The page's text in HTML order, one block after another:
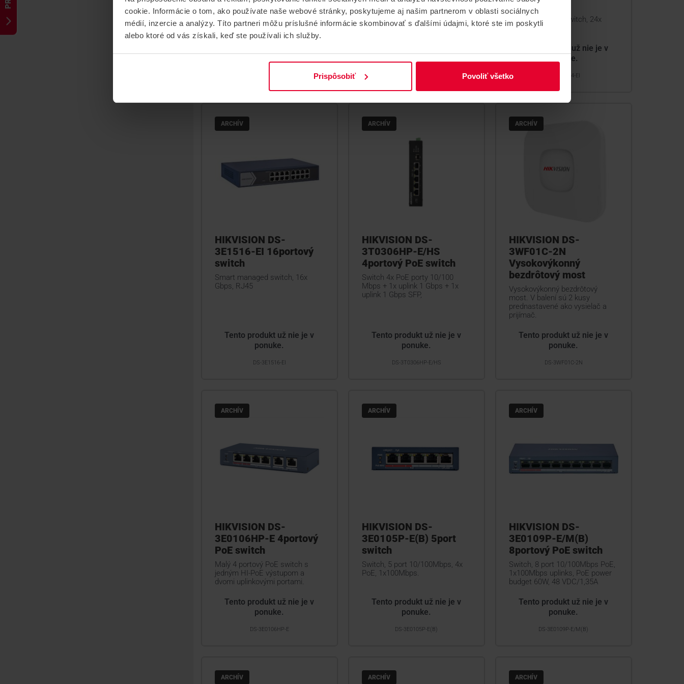
cookie. Informácie o tom, ako používate naše webové stránky, poskytujeme aj našim partnerom v oblasti sociálnych
médií, inzercie a analýzy. Títo partneri môžu príslušné informácie skombinovať s ďalšími údajmi, ktoré ste im poskytli
alebo ktoré od vás získali, keď ste používali ich služby.
Prispôsobiť Povoliť všetko
16portový PoE switch
Smart managed PoE switch, 16x
PoE, 2xGbps, 2SFP
switch
Smart managed switch, 8x Gbps,
RJ45
switch
Smart managed switch, 24x
Gbps, RJ45
Tento produkt už nie je v
ponuke.
DS-3E1524-EI
ARCHÍV
HIKVISION DS-
3E1516-EI 16portový
switch
Smart managed switch, 16x
Gbps, RJ45
Tento produkt už nie je v
ponuke.
DS-3E1516-EI
ARCHÍV
HIKVISION DS-
3T0306HP-E/HS
4portový PoE switch
Switch 4x PoE porty 10/100
Mbps + 1x uplink 1 Gbps + 1x
uplink 1 Gbps SFP,
Tento produkt už nie je v
ponuke.
DS-3T0306HP-E/HS
ARCHÍV
HIKVISION DS-
3WF01C-2N
Vysokovýkonný
bezdrôtový most
Vysokovýkonný bezdrôtový
most. V balení sú 2 kusy
prednastavené ako vysielač a
prijímač.
Tento produkt už nie je v
ponuke.
DS-3WF01C-2N
ARCHÍV
HIKVISION DS-
3E0106HP-E 4portový
PoE switch
Malý 4 portový PoE switch s
jedným HI-PoE výstupom a
dvomi uplinkovými portami.
Tento produkt už nie je v
ponuke.
DS-3E0106HP-E
ARCHÍV
HIKVISION DS-
3E0105P-E(B) 5port
switch
Switch, 5 port 10/100Mbps, 4x
PoE, 1x100Mbps.
Tento produkt už nie je v
ponuke.
DS-3E0105P-E(B)
ARCHÍV
HIKVISION DS-
3E0109P-E/M(B)
8portový PoE switch
Switch, 8 port 10/100Mbps PoE,
1x100Mbps uplinks, PoE power
budget 60W, 48 VDC/1,35A
Tento produkt už nie je v
ponuke.
DS-3E0109P-E/M(B)
ARCHÍV ARCHÍV ARCHÍV